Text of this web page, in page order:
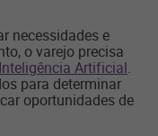
necessidades e
o varejo precisa
Inteligência Artificial.
para determinar
oportunidades de